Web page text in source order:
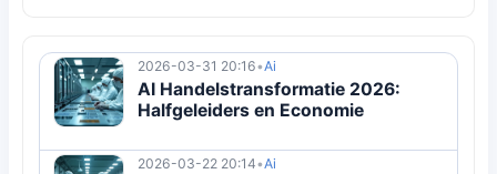
2026-03-31 20:16•Ai
AI Handelstransformatie 2026:
Halfgeleiders en Economie
2026-03-22 20:14•Ai